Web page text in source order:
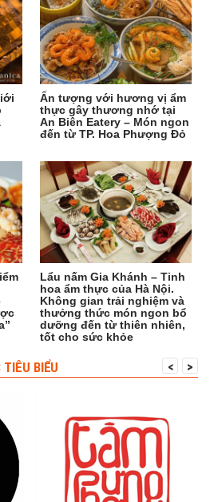
Ấn tượng với hương vị ẩm
thực gây thương nhớ tại
An Biên Eatery – Món ngon
đến từ TP. Hoa Phượng Đỏ
Lẩu nấm Gia Khánh – Tinh
hoa ẩm thực của Hà Nội.
Không gian trải nghiệm và
thưởng thức món ngon bổ
dưỡng đến từ thiên nhiên,
tốt cho sức khỏe
BIỂU < >